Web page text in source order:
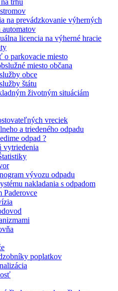
trhu
na prevádzkovanie výherných
automatov
licencia na výherné hracie
o parkovacie miesto
miesto občana
obce
štátu
životným situáciám
vreciek
a triedeného odpadu
odpad ?
vytriedenia
vývozu odpadu
nakladania s odpadom
Paderovce
poplatkov